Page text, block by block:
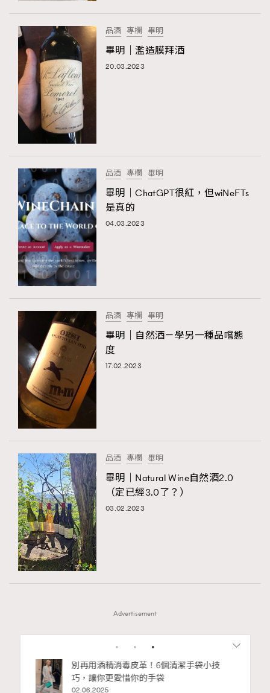
品酒 專欄 畢明
畢明｜濫造膜拜酒
20.03.2023
品酒 專欄 畢明
畢明｜ChatGPT很紅，但wiNeFTs
是真的
04.03.2023
品酒 專欄 畢明
畢明｜自然酒－學另一種品嚐態
度
17.02.2023
品酒 專欄 畢明
畢明｜Natural Wine自然酒2.0
（定已經3.0了？）
03.02.2023
Advertisement
1 2 3 4 5
別再用酒精消毒皮革！6個清潔手袋小技
巧，讓你更愛惜你的手袋
02.06.2025